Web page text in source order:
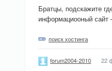
Братцы, подскажите
информациооный сайт
поиск хостинга
forum2004-2010 22